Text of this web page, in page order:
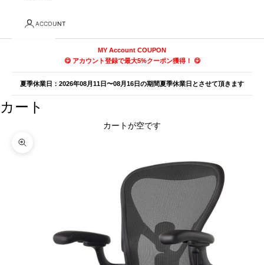
ACCOUNT
MY Account COUPON
😋 アカウント登録で最大5%クーポン獲得！ 😋
夏季休業日：2026年08月11日〜08月16日の期間夏季休業日とさせて頂きます
カート
カートが空です
ズームイン